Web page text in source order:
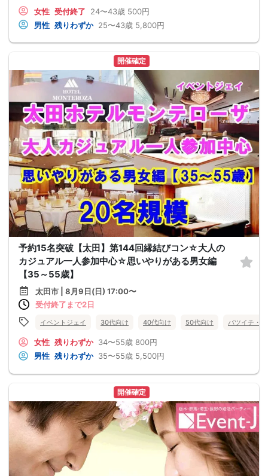
女性 受付終了 24〜43歳 500円
男性 残りわずか 25〜43歳 5,800円
開催確定
予約15名突破【太田】第144回縁結びコン☆大人の
カジュアル一人参加中心☆思いやりがある男女編
【35～55歳】
太田市 | 8月9日(日) 17:00〜
受付終了まで2日
イベントジェイ 30代向け 40代向け 50代向け バツイチ・
女性 残りわずか 34〜55歳 800円
男性 残りわずか 35〜55歳 5,500円
開催確定